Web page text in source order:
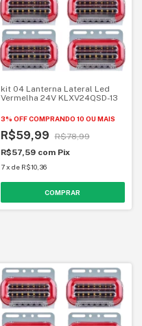
kit 04 Lanterna Lateral Led
Vermelha 24V KLXV24QSD-13
3% OFF COMPRANDO 10 OU MAIS
R$59,99
R$78,99
R$57,59 com Pix
7 x de R$10,36